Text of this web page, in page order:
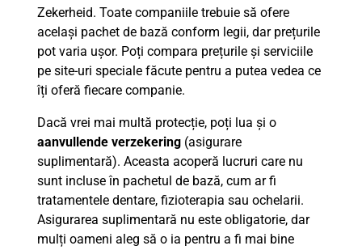
Zekerheid. Toate companiile trebuie să ofere
același pachet de bază conform legii, dar prețurile
pot varia ușor. Poți compara prețurile și serviciile
pe site-uri speciale făcute pentru a putea vedea ce
îți oferă fiecare companie.
Dacă vrei mai multă protecție, poți lua și o
aanvullende verzekering (asigurare
suplimentară). Aceasta acoperă lucruri care nu
sunt incluse în pachetul de bază, cum ar fi
tratamentele dentare, fizioterapia sau ochelarii.
Asigurarea suplimentară nu este obligatorie, dar
mulți oameni aleg să o ia pentru a fi mai bine